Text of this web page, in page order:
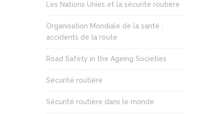
Les Nations Unies et la sécurité routière
Organisation Mondiale de la santé :
accidents de la route
Road Safety in the Ageing Societies
Sécurité routière
Sécurité routière dans le monde